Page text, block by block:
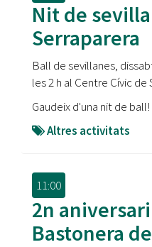
Nit de
Serraparera
Ball de sevillanes,
les 2 h al Centre Cívic de
Gaudeix d'una nit de ball!
Altres activitats
11:00
2n
Bastonera